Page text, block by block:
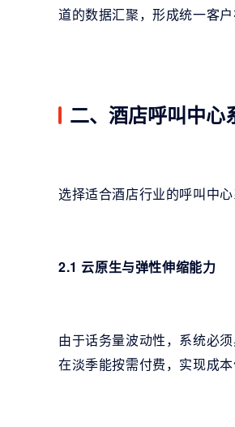
道的数据汇聚，形成统一客户
二、酒店呼叫中心
选择适合酒店行业的呼叫中
2.1 云原生与弹性伸缩能力
由于话务量波动性，系统必
在淡季能按需付费，实现成本